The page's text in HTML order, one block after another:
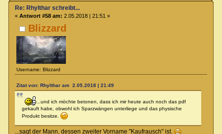
Blizzard
Username: Blizzard
Re: Rhylthar schreibt...
« Antwort #58 am: 2.05.2018 | 21:51 »
Zitat von: Rhylthar am 2.05.2018 | 21:49
...und ich möchte betonen, dass ich mir heute auch noch das pdf
gekauft habe, obwohl ich Sparzwängen unterliege und das physische
Produkt besitze.
...sagt der Mann, dessen zweiter Vorname "Kaufrausch" ist.